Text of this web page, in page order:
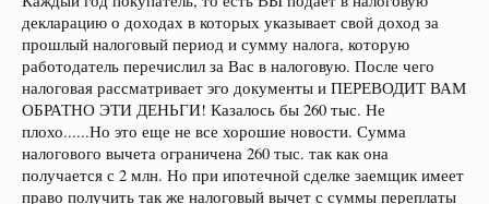
декларацию о доходах в которых указывает свой доход за
прошлый налоговый период и сумму налога, которую
работодатель перечислил за Вас в налоговую. После чего
налоговая рассматривает эго документы и ПЕРЕВОДИТ ВАМ
ОБРАТНО ЭТИ ДЕНЬГИ! Казалось бы 260 тыс. Не
плохо......Но это еще не все хорошие новости. Сумма
налогового вычета ограничена 260 тыс. так как она
получается с 2 млн. Но при ипотечной сделке заемщик имеет
право получить так же налоговый вычет с суммы переплаты